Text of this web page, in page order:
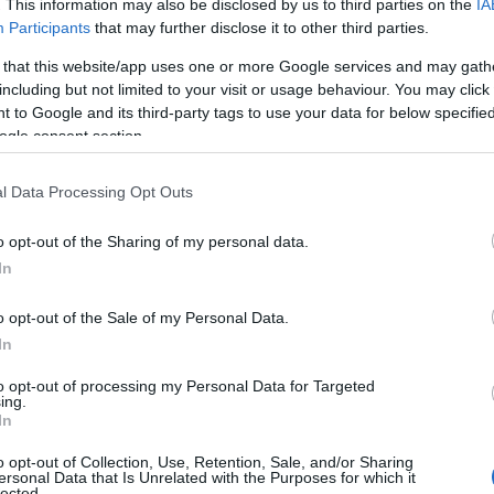
This information may also be disclosed by us to third parties on the
Participants that may further disclose it to other third parties.
that this website/app uses one or more Google services and may
but not limited to your visit or usage behaviour. You may
to Google and its third-party tags to use your data for below
consent section.
Data Processing Opt Outs
opt-out of the Sharing of my personal data.
opt-out of the Sale of my Personal Data.
opt-out of processing my Personal Data for Targeted
opt-out of Collection, Use, Retention, Sale, and/or Sharing
Data that Is Unrelated with the Purposes for which it
és a lőszerek Csehszlovákiából.